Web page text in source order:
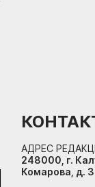
АДРЕС
248000, г.
Комарова, д.